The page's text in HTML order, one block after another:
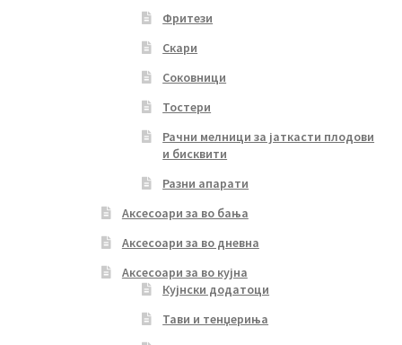
Фритези
Скари
Соковници
Тостери
Рачни мелници за јаткасти плодови
и бисквити
Разни апарати
Аксесоари за во бања
Аксесоари за во дневна
Аксесоари за во кујна
Кујнски додатоци
Тави и тенџериња